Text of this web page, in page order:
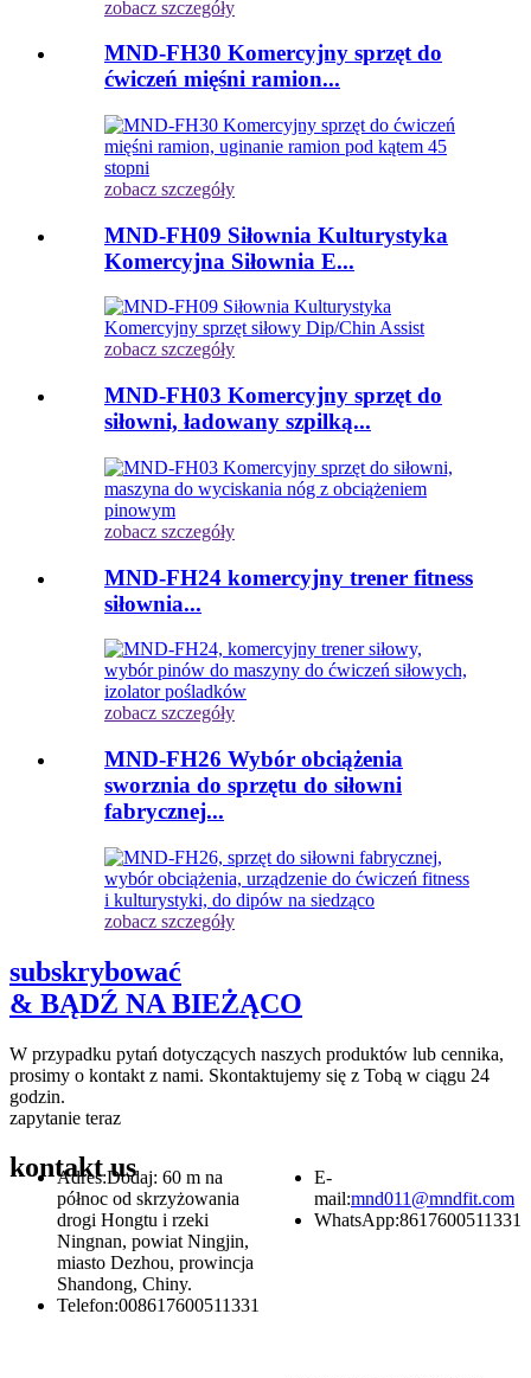
zobacz szczegóły
MND-FH30 Komercyjny sprzęt do
ćwiczeń mięśni ramion...
zobacz szczegóły
MND-FH09 Siłownia Kulturystyka
Komercyjna Siłownia E...
zobacz szczegóły
MND-FH03 Komercyjny sprzęt do
siłowni, ładowany szpilką...
zobacz szczegóły
MND-FH24 komercyjny trener fitness
siłownia...
zobacz szczegóły
MND-FH26 Wybór obciążenia
sworznia do sprzętu do siłowni
fabrycznej...
zobacz szczegóły
subskrybować
& BĄDŹ NA BIEŻĄCO
W przypadku pytań dotyczących naszych produktów lub cennika,
prosimy o kontakt z nami. Skontaktujemy się z Tobą w ciągu 24
godzin.
zapytanie teraz
kontaktus
Adres:Dodaj: 60 m na
północ od skrzyżowania
drogi Hongtu i rzeki
Ningnan, powiat Ningjin,
miasto Dezhou, prowincja
Shandong, Chiny.
Telefon:008617600511331
E-
mail:mnd011@mndfit.com
WhatsApp:8617600511331